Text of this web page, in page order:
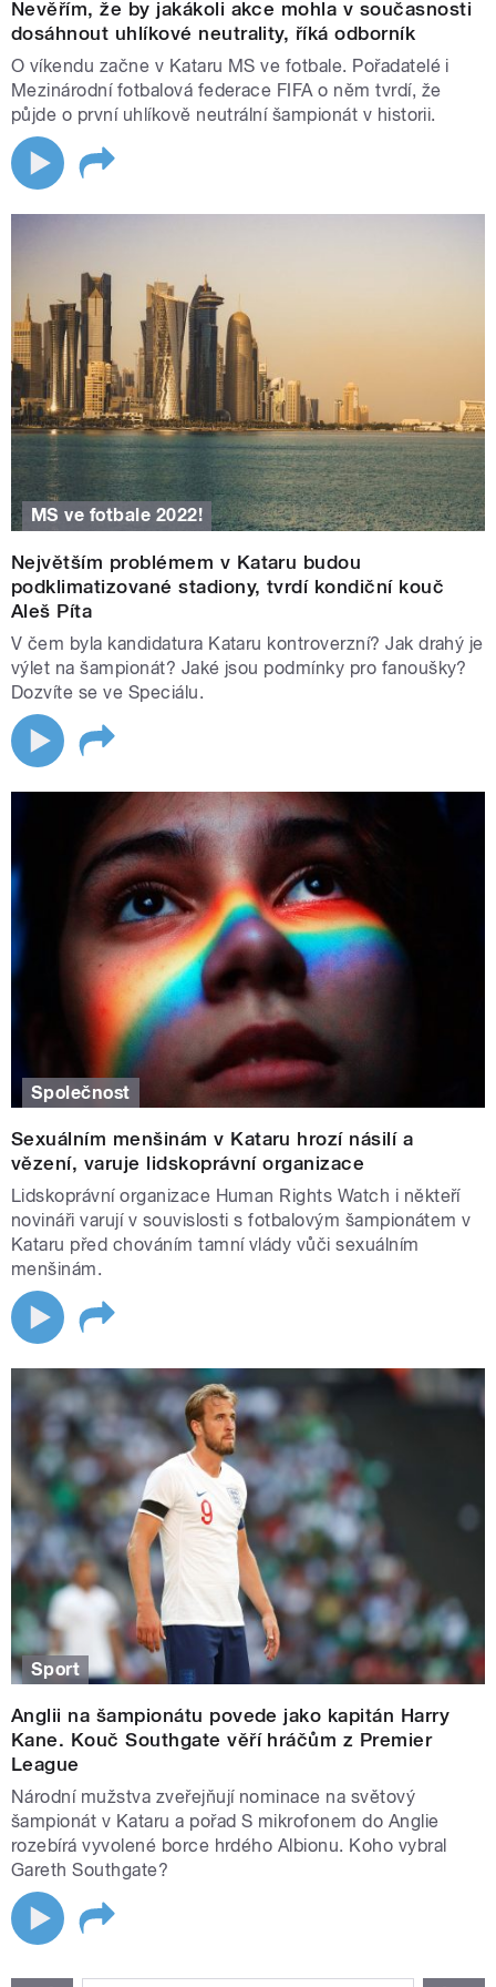
Nevěřím, že by jakákoli akce mohla v současnosti
dosáhnout uhlíkové neutrality, říká odborník
O víkendu začne v Kataru MS ve fotbale. Pořadatelé i
Mezinárodní fotbalová federace FIFA o něm tvrdí, že
půjde o první uhlíkově neutrální šampionát v historii.
MS ve fotbale 2022!
Největším problémem v Kataru budou
podklimatizované stadiony, tvrdí kondiční kouč
Aleš Píta
V čem byla kandidatura Kataru kontroverzní? Jak drahý je
výlet na šampionát? Jaké jsou podmínky pro fanoušky?
Dozvíte se ve Speciálu.
Společnost
Sexuálním menšinám v Kataru hrozí násilí a
vězení, varuje lidskoprávní organizace
Lidskoprávní organizace Human Rights Watch i někteří
novináři varují v souvislosti s fotbalovým šampionátem v
Kataru před chováním tamní vlády vůči sexuálním
menšinám.
Sport
Anglii na šampionátu povede jako kapitán Harry
Kane. Kouč Southgate věří hráčům z Premier
League
Národní mužstva zveřejňují nominace na světový
šampionát v Kataru a pořad S mikrofonem do Anglie
rozebírá vyvolené borce hrdého Albionu. Koho vybral
Gareth Southgate?